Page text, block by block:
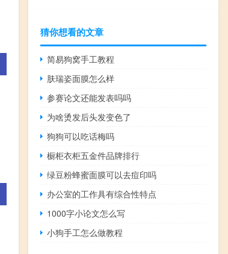
猜你想看的文章
简易狗窝手工教程
肤瑞姿面膜怎么样
参赛论文还能发表吗吗
为啥烫发后头发变色了
狗狗可以吃话梅吗
橱柜衣柜五金件品牌排行
绿豆粉蜂蜜面膜可以去痘印吗
办公室的工作具有综合性特点
1000字小论文怎么写
小狗手工怎么做教程